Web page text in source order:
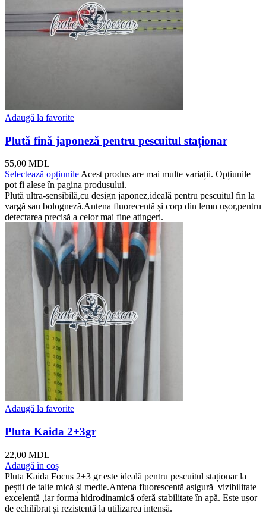
Adaugă la favorite
Plută fină japoneză pentru pescuitul staționar
55,00 MDL
Selectează opțiunileAcest produs are mai multe variații. Opțiunile
pot fi alese în pagina produsului.
Plută ultra-sensibilă,cu design japonez,ideală pentru pescuitul fin la
vargă sau bologneză.Antena fluorecentă și corp din lemn ușor,pentru
detectarea precisă a celor mai fine atingeri.
Adaugă la favorite
Pluta Kaida 2+3gr
22,00 MDL
Adaugă în coș
Pluta Kaida Focus 2+3 gr este ideală pentru pescuitul staționar la
peștii de talie mică și medie.Antena fluorescentă asigură vizibilitate
excelentă ,iar forma hidrodinamică oferă stabilitate în apă. Este ușor
de echilibrat și rezistentă la utilizarea intensă.